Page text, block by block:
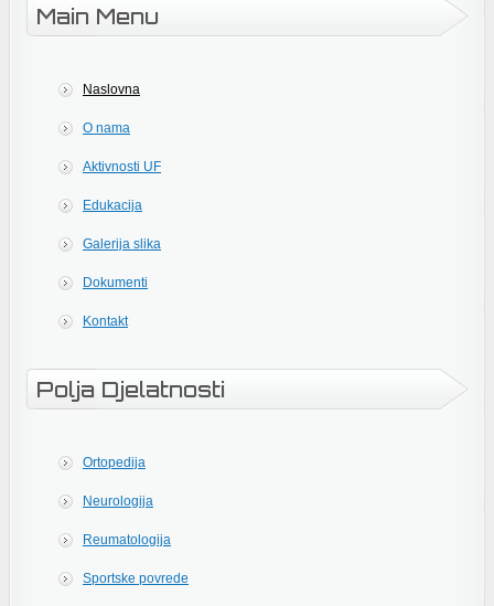
Main Menu
Naslovna
O nama
Aktivnosti UF
Edukacija
Galerija slika
Dokumenti
Kontakt
Polja Djelatnosti
Ortopedija
Neurologija
Reumatologija
Sportske povrede